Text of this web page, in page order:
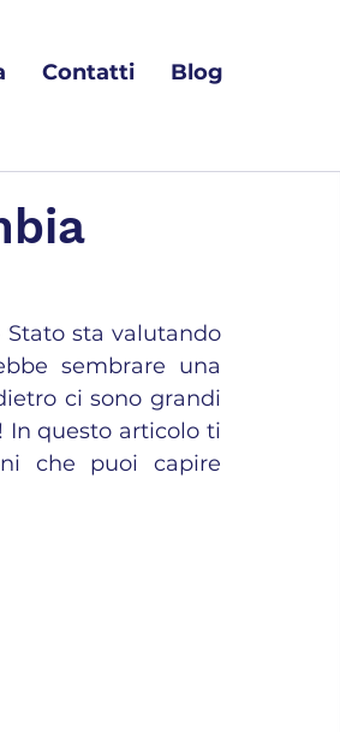
Contatti Blog
Stato sta valutando
sembrare una
ci sono grandi
In questo articolo ti
che puoi capire